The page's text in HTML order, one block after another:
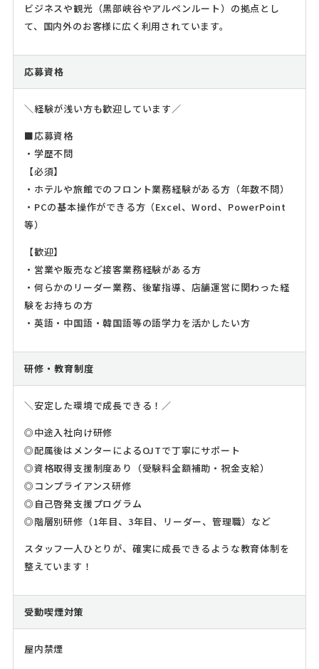
ビジネスや観光（黒部峡谷やアルペンルート）の拠点とし
て、国内外のお客様に広く利用されています。
応募資格
＼経験が浅い方も歓迎しています／
■応募資格
・学歴不問
【必須】
・ホテルや旅館でのフロント業務経験がある方（年数不問）
・PCの基本操作ができる方（Excel、Word、PowerPoint
等）
【歓迎】
・営業や販売など接客業務経験がある方
・何らかのリーダー業務、後輩指導、店舗運営に関わった経
験をお持ちの方
・英語・中国語・韓国語等の語学力を活かしたい方
研修・教育制度
＼安定した環境で成長できる！／
◎中途入社向け研修
◎配属後はメンターによるOJTで丁寧にサポート
◎資格取得支援制度あり（受験料全額補助・祝金支給）
◎コンプライアンス研修
◎自己啓発支援プログラム
◎階層別研修（1年目、3年目、リーダー、管理職）など
スタッフ一人ひとりが、確実に成長できるような教育体制を
整えています！
受動喫煙対策
屋内禁煙